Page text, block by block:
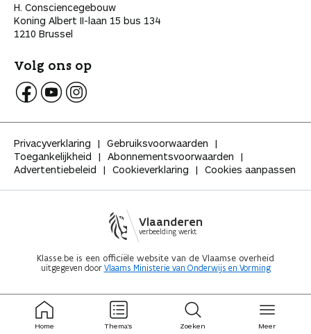
Home Thema's
ingeklapt
Zoeken
Meer
H. Consciencegebouw
Koning Albert II-laan 15 bus 134
1210 Brussel
Volg ons op
o
l
g
K
l
a
c
o
g
K
a
p
Y
u
t
u
o
g
K
l
a
p
I
s
Privacyverklaring
Gebruiksvoorwaarden
Toegankelijkheid
Abonnementsvoorwaarden
Advertentiebeleid
Cookieverklaring Cookies aanpassen
Vlaanderen
verbeelding werkt
Klasse.be is een officiële website van de Vlaamse overheid
uitgegeven door Vlaams Ministerie van Onderwijs en Vorming